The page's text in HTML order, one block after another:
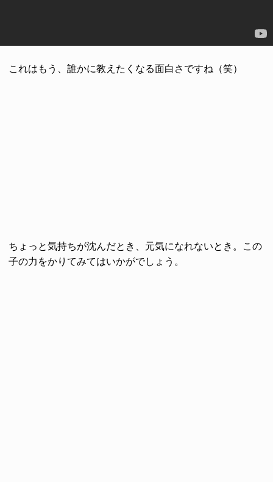
これはもう、誰かに教えたくなる面白さですね（笑）
ちょっと気持ちが沈んだとき、元気になれないとき。この
子の力をかりてみてはいかがでしょう。